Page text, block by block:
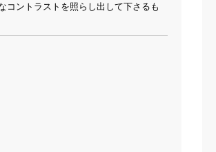
コントラストを照らし出して下さるも